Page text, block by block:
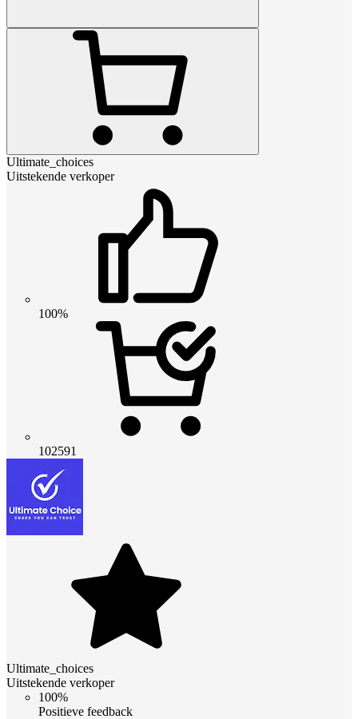
Ultimate_choices
Uitstekende verkoper
100%
102591
Ultimate_choices
Uitstekende verkoper
100%
Positieve feedback